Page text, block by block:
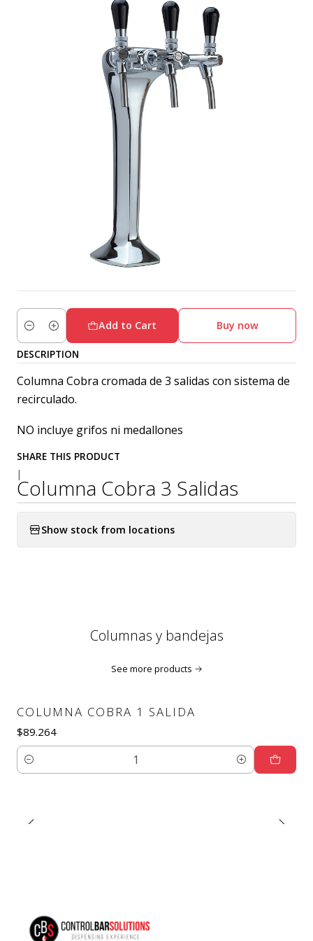
Quantity
Add to Cart Buy now
DESCRIPTION
Columna Cobra cromada de 3 salidas con sistema de
recirculado.
NO incluye grifos ni medallones
SHARE THIS PRODUCT
|
Columna Cobra 3 Salidas
Show stock from locations
Columnas y bandejas
See more products
COLUMNA COBRA 1 SALIDA
$89.264
Quantity